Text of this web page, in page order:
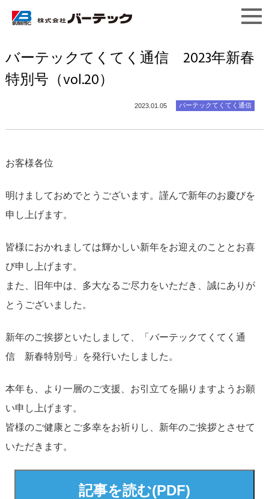
バーテックてくてく通信 2023年新春
特別号（vol.20）
2023.01.05 バーテックてくてく通信
お客様各位
明けましておめでとうございます。謹んで新年のお慶びを
申し上げます。
皆様におかれましては輝かしい新年をお迎えのこととお喜
び申し上げます。
また、旧年中は、多大なるご尽力をいただき、誠にありが
とうございました。
新年のご挨拶といたしまして、「バーテックてくてく通
信 新春特別号」を発行いたしました。
本年も、より一層のご支援、お引立てを賜りますようお願
い申し上げます。
皆様のご健康とご多幸をお祈りし、新年のご挨拶とさせて
いただきます。
記事を読む(PDF)